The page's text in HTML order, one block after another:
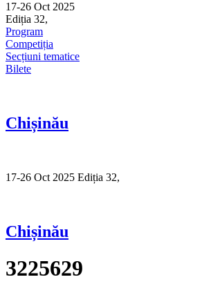
17-26 Oct 2025
Ediția 32,
Program
Competiția
Secțiuni tematice
Bilete
Chișinău
17-26 Oct 2025 Ediția 32,
Chișinău
3225629